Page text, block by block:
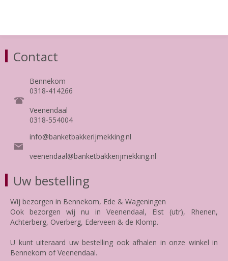
Contact
Bennekom
0318-414266
Veenendaal
0318-554004
info@banketbakkerijmekking.nl
veenendaal@banketbakkerijmekking.nl
Uw bestelling
Wij bezorgen in Bennekom, Ede & Wageningen
Ook bezorgen wij nu in Veenendaal, Elst (utr), Rhenen,
Achterberg, Overberg, Ederveen & de Klomp.
U kunt uiteraard uw bestelling ook afhalen in onze winkel in
Bennekom of Veenendaal.